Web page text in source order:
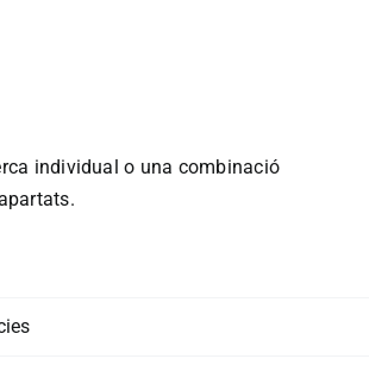
individual o una combinació